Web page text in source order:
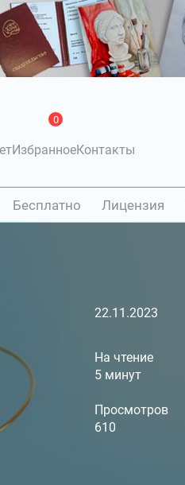
Избранное
0
Контакты
Бесплатно Лицензия
22.11.2023
На чтение
5 минут
Просмотров
610